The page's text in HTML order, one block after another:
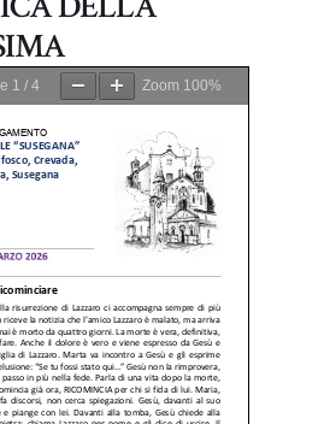
1 / 4 Zoom 100%